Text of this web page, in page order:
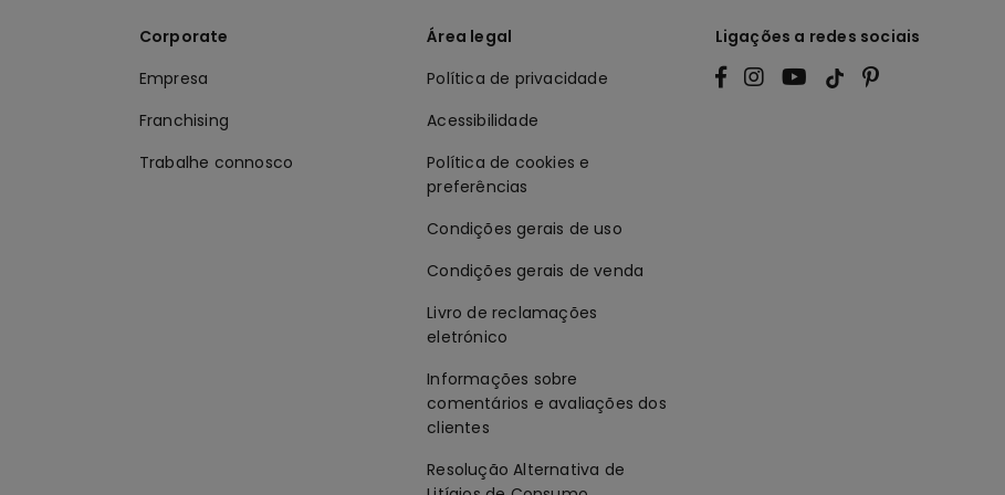
Corporate
Empresa
Franchising
Trabalhe connosco
Área legal
Política de privacidade
Acessibilidade
Política de cookies e
preferências
Condições gerais de uso
Condições gerais de venda
Livro de reclamações
eletrónico
Informações sobre
comentários e avaliações dos
clientes
Resolução Alternativa de
Ligações a redes sociais